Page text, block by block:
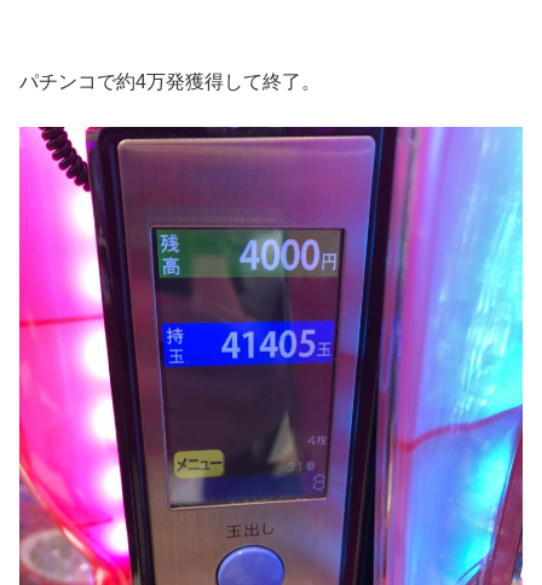
パチンコで約4万発獲得して終了。